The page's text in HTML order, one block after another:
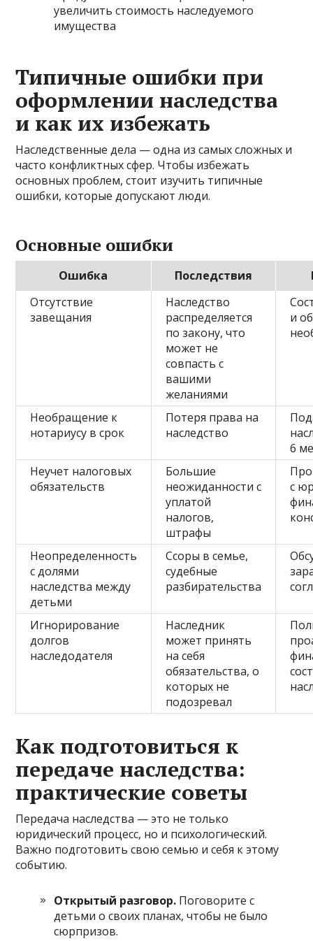
увеличить стоимость наследуемого
имущества
Типичные ошибки при
оформлении наследства
и как их избежать
Наследственные дела — одна из самых сложных и
часто конфликтных сфер. Чтобы избежать
основных проблем, стоит изучить типичные
ошибки, которые допускают люди.
Основные ошибки
Ошибка Последствия
Отсутствие
завещания
Наследство
распределяется
по закону, что
может не
совпасть с
вашими
желаниями
и
Необращение к
нотариусу в срок
Потеря права на
наследство
6
Неучет налоговых
обязательств
Большие
неожиданности с
уплатой
налогов,
штрафы
с
Неопределенность
с долями
наследства между
детьми
Ссоры в семье,
судебные
разбирательства
Игнорирование
долгов
наследодателя
Наследник
может принять
на себя
обязательства, о
которых не
подозревал
Как подготовиться к
передаче наследства:
практические советы
Передача наследства — это не только
юридический процесс, но и психологический.
Важно подготовить свою семью и себя к этому
событию.
Открытый разговор. Поговорите с
детьми о своих планах, чтобы не было
сюрпризов.